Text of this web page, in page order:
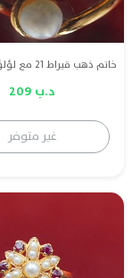
د.ب 209
غير متوفر